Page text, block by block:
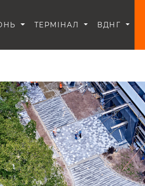
ТЕРМІНАЛ ВДНГ